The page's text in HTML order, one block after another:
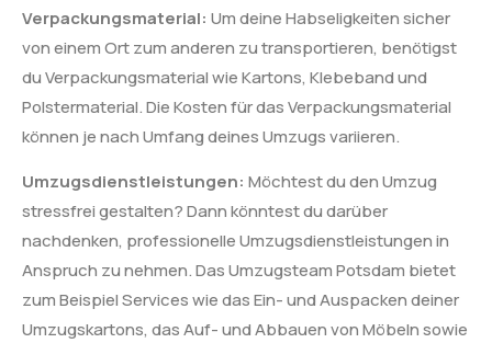
Verpackungsmaterial: Um deine Habseligkeiten sicher
von einem Ort zum anderen zu transportieren, benötigst
du Verpackungsmaterial wie Kartons, Klebeband und
Polstermaterial. Die Kosten für das Verpackungsmaterial
können je nach Umfang deines Umzugs variieren.
Umzugsdienstleistungen: Möchtest du den Umzug
stressfrei gestalten? Dann könntest du darüber
nachdenken, professionelle Umzugsdienstleistungen in
Anspruch zu nehmen. Das Umzugsteam Potsdam bietet
zum Beispiel Services wie das Ein- und Auspacken deiner
Umzugskartons, das Auf- und Abbauen von Möbeln sowie